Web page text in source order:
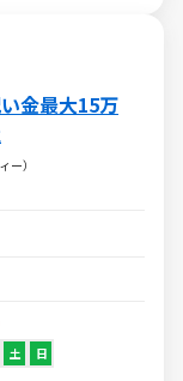
金最大15万
ー）
土 日